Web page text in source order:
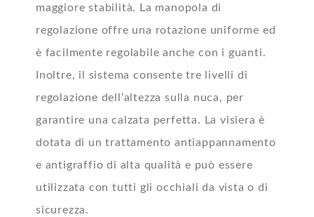
maggiore stabilità. La manopola di
regolazione offre una rotazione uniforme ed
è facilmente regolabile anche con i guanti.
Inoltre, il sistema consente tre livelli di
regolazione dell’altezza sulla nuca, per
garantire una calzata perfetta. La visiera è
dotata di un trattamento antiappannamento
e antigraffio di alta qualità e può essere
utilizzata con tutti gli occhiali da vista o di
sicurezza.